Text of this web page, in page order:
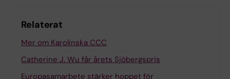
Relaterat
Mer om Karolinska CCC
Catherine J. Wu får årets Sjöbergspris
Europasamarbete stärker hoppet för